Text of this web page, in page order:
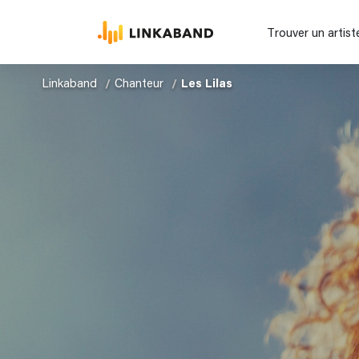
Trouver un
Linkaband Chanteur Les Lilas